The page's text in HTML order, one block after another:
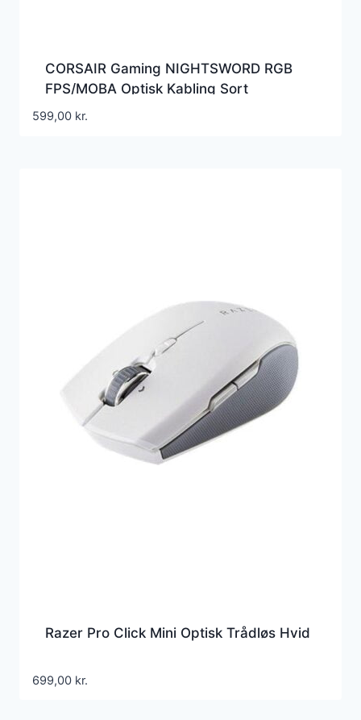
CORSAIR Gaming NIGHTSWORD RGB
FPS/MOBA Optisk Kabling Sort
599,00 kr.
Razer Pro Click Mini Optisk Trådløs Hvid
699,00 kr.